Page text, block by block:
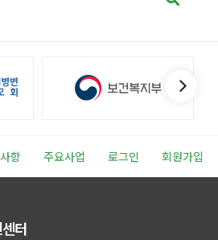
항 주요사업 로그인 회원가입
터